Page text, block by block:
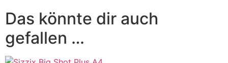
Das könnte dir auch
gefallen …